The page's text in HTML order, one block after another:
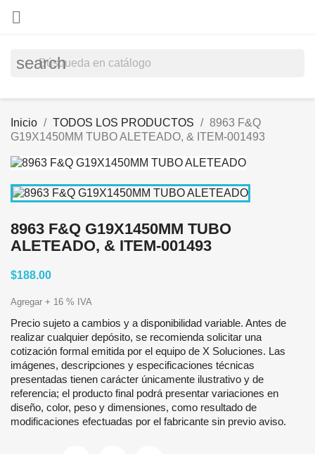

search
Inicio TODOS LOS PRODUCTOS
8963 F&Q
G19X1450MM TUBO ALETEADO, & ITEM-001493
8963 F&Q G19X1450MM TUBO
ALETEADO, & ITEM-001493
$188.00
Agregar + 16 % IVA
Precio sujeto a cambios y a disponibilidad variable. Antes de
realizar cualquier depósito, se recomienda solicitar una
cotización formal emitida por el equipo de X Soluciones. Las
imágenes, descripciones y especificaciones técnicas
presentadas tienen carácter únicamente ilustrativo y de
referencia; el producto final podrá presentar variaciones en
diseño, color, peso y dimensiones, como resultado de
modificaciones efectuadas por el fabricante sin previo aviso.